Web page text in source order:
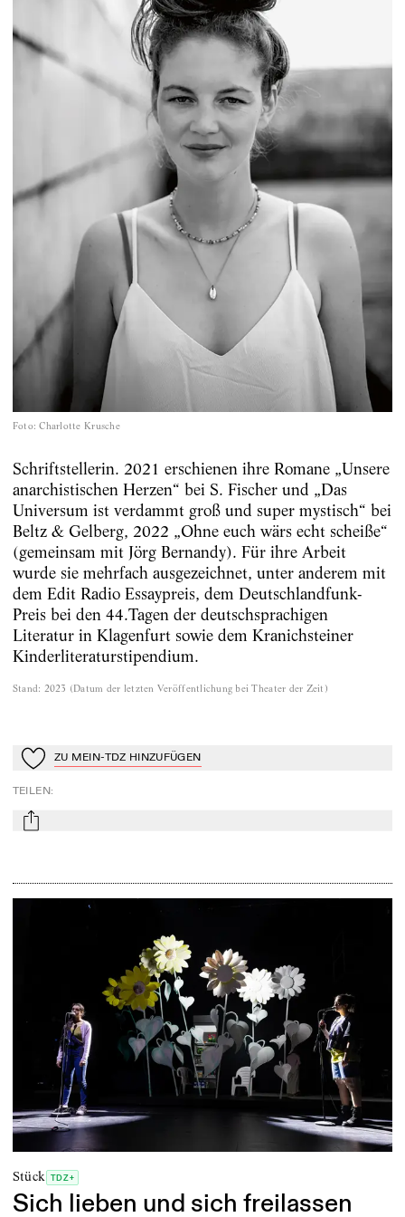
Foto: Charlotte Krusche
Schriftstellerin. 2021 erschienen ihre Romane „Unsere
anarchistischen Herzen“ bei S. Fischer und „Das
Universum ist verdammt groß und super mystisch“ bei
Beltz & Gelberg, 2022 „Ohne euch wärs echt scheiße“
(gemeinsam mit Jörg Bernandy). Für ihre Arbeit
wurde sie mehrfach ausgezeichnet, unter anderem mit
dem Edit Radio Essaypreis, dem Deutschlandfunk-
Preis bei den 44.Tagen der deutschsprachigen
Literatur in Klagenfurt sowie dem Kranichsteiner
Kinderliteraturstipendium.
Stand: 2023 (Datum der letzten Veröffentlichung bei Theater der Zeit )
Zu Mein-TdZ hinzufügen
ZU MEIN-TDZ HINZUFÜGEN
TEILEN:
mail
Stück TDZ+
Sich lieben und sich freilassen